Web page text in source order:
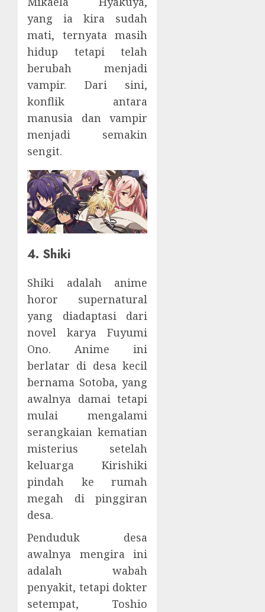
yang ia kira sudah
mati, ternyata masih
hidup tetapi telah
berubah menjadi
vampir. Dari sini,
konflik antara
manusia dan vampir
menjadi semakin
sengit.
4. Shiki
Shiki adalah anime
horor supernatural
yang diadaptasi dari
novel karya Fuyumi
Ono. Anime ini
berlatar di desa kecil
bernama Sotoba, yang
awalnya damai tetapi
mulai mengalami
serangkaian kematian
misterius setelah
keluarga Kirishiki
pindah ke rumah
megah di pinggiran
desa.
Penduduk desa
awalnya mengira ini
adalah wabah
penyakit, tetapi dokter
setempat, Toshio